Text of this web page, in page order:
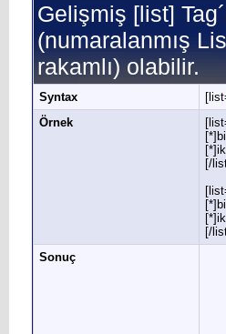
Gelişmiş [list]
(numaralanmış
rakamlı) olabilir.
Syntax
Örnek
[/
[/
Sonuç